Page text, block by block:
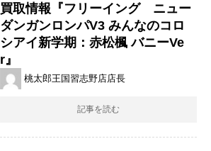
買取情報『フリーイング ニュー
ダンガンロンパV3 ​みんなのコロ
シアイ新学期：赤松楓 ​バニーVe
r』
桃太郎王国習志野店店長
記事を読む